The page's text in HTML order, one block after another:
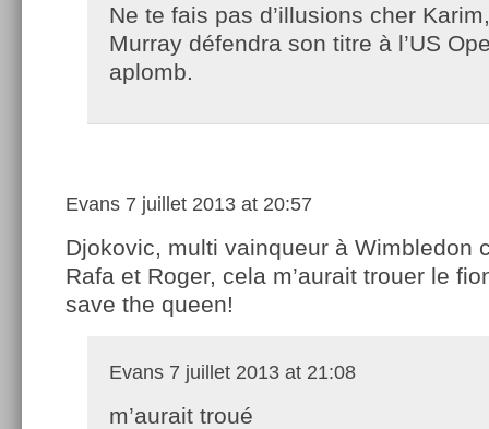
Ne te fais pas d’illusions cher
Murray défendra son titre à l’US
aplomb.
Evans 7 juillet 2013 at 20:57
Djokovic, multi vainqueur à Wimbledon
Rafa et Roger, cela m’aurait trouer le
save the queen!
Evans 7 juillet 2013 at 21:08
m’aurait troué